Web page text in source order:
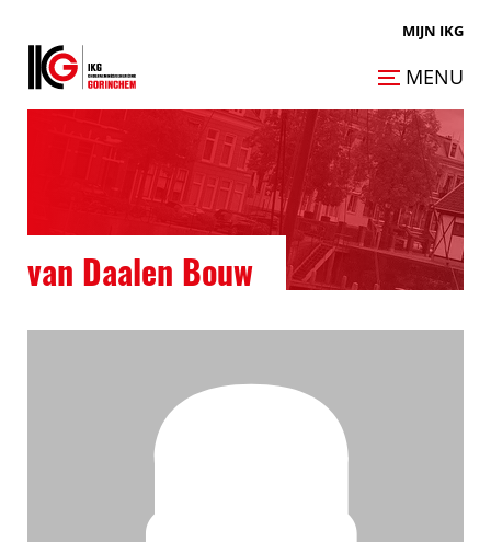
MIJN IKG
MENU
van Daalen Bouw